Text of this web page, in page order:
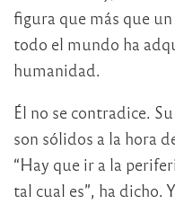
figura que más que
todo el mundo ha
humanidad.
Él no se contradice.
son sólidos a la hora
“Hay que ir a la
tal cual es”, ha dicho.